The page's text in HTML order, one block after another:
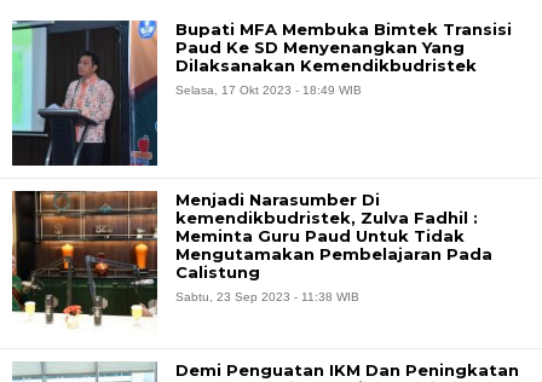
Bupati MFA Membuka Bimtek Transisi
Paud Ke SD Menyenangkan Yang
Dilaksanakan Kemendikbudristek
Selasa, 17 Okt 2023 - 18:49 WIB
Menjadi Narasumber Di
kemendikbudristek, Zulva Fadhil :
Meminta Guru Paud Untuk Tidak
Mengutamakan Pembelajaran Pada
Calistung
Sabtu, 23 Sep 2023 - 11:38 WIB
Demi Penguatan IKM Dan Peningkatan